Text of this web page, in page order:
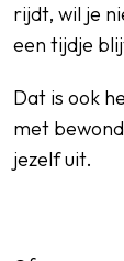
rijdt, wil je
een tijdje
Dat is ook
met
jezelf uit.